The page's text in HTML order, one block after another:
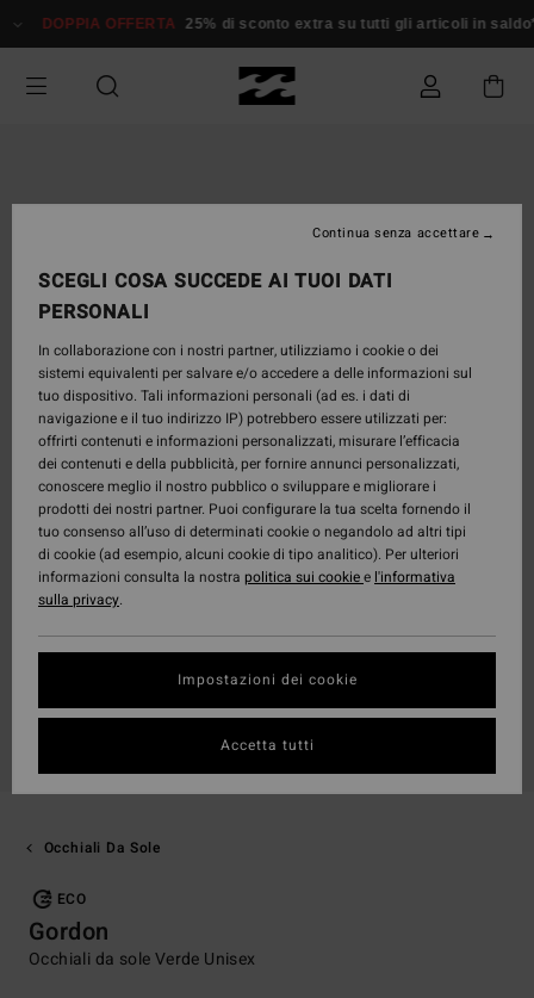
alle
prodotto
DOPPIA OFFERTA 25% di sconto extra su tutti gli articoli in saldo*
Occhiali Da Sole
ECO
Gordon
Occhiali da sole Verde Unisex
SCEGLI COSA SUCCEDE AI TUOI DATI
PERSONALI
In collaborazione con i nostri partner, utilizziamo i cookie o dei
sistemi equivalenti per salvare e/o accedere a delle informazioni sul
tuo dispositivo. Tali informazioni personali (ad es. i dati di
navigazione e il tuo indirizzo IP) potrebbero essere utilizzati per:
offrirti contenuti e informazioni personalizzati, misurare l’efficacia
dei contenuti e della pubblicità, per fornire annunci personalizzati,
conoscere meglio il nostro pubblico o sviluppare e migliorare i
prodotti dei nostri partner. Puoi configurare la tua scelta fornendo il
tuo consenso all’uso di determinati cookie o negandolo ad altri tipi
di cookie (ad esempio, alcuni cookie di tipo analitico). Per ulteriori
informazioni consulta la nostra politica sui cookiee l'informativa
sulla privacy.
Impostazioni dei cookie
Continua senza accettare
Accetta tutti